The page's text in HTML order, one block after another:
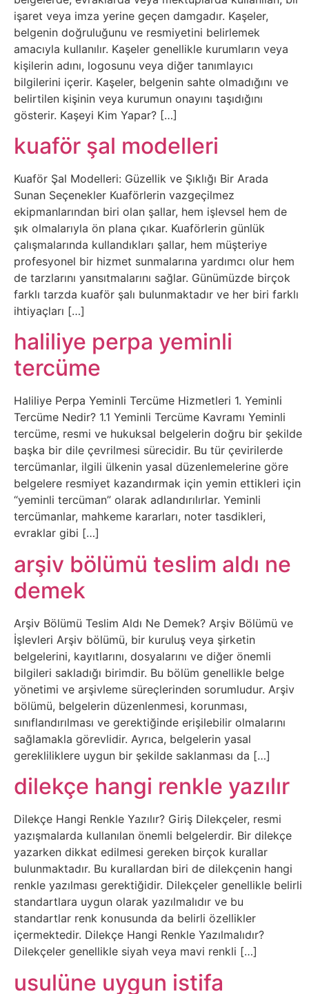
Gizem
Grafik
&
Tasarım
Güvenlik
Haber
Hayvanlar
Hobi
Hosting
Hukuk
İnstagram
İnternetten
Para
Kazanma
Kadın
Kim
Kimdir
Komedi
Kültür
Sanat
Metaverse
Mobil
Müzik
Nft
Oyun
Projeler
ve
Fikirler
işaret veya imza yerine geçen damgadır. Kaşeler,
belgenin doğruluğunu ve resmiyetini belirlemek
amacıyla kullanılır. Kaşeler genellikle kurumların veya
kişilerin adını, logosunu veya diğer tanımlayıcı
bilgilerini içerir. Kaşeler, belgenin sahte olmadığını ve
belirtilen kişinin veya kurumun onayını taşıdığını
gösterir. Kaşeyi Kim Yapar? […]
kuaför şal modelleri
Kuaför Şal Modelleri: Güzellik ve Şıklığı Bir Arada
Sunan Seçenekler Kuaförlerin vazgeçilmez
ekipmanlarından biri olan şallar, hem işlevsel hem de
şık olmalarıyla ön plana çıkar. Kuaförlerin günlük
çalışmalarında kullandıkları şallar, hem müşteriye
profesyonel bir hizmet sunmalarına yardımcı olur hem
de tarzlarını yansıtmalarını sağlar. Günümüzde birçok
farklı tarzda kuaför şalı bulunmaktadır ve her biri farklı
ihtiyaçları […]
haliliye perpa yeminli
tercüme
Haliliye Perpa Yeminli Tercüme Hizmetleri 1. Yeminli
Tercüme Nedir? 1.1 Yeminli Tercüme Kavramı Yeminli
tercüme, resmi ve hukuksal belgelerin doğru bir şekilde
başka bir dile çevrilmesi sürecidir. Bu tür çevirilerde
tercümanlar, ilgili ülkenin yasal düzenlemelerine göre
belgelere resmiyet kazandırmak için yemin ettikleri için
“yeminli tercüman” olarak adlandırılırlar. Yeminli
tercümanlar, mahkeme kararları, noter tasdikleri,
evraklar gibi […]
arşiv bölümü teslim aldı ne
demek
Arşiv Bölümü Teslim Aldı Ne Demek? Arşiv Bölümü ve
İşlevleri Arşiv bölümü, bir kuruluş veya şirketin
belgelerini, kayıtlarını, dosyalarını ve diğer önemli
bilgileri sakladığı birimdir. Bu bölüm genellikle belge
yönetimi ve arşivleme süreçlerinden sorumludur. Arşiv
bölümü, belgelerin düzenlenmesi, korunması,
sınıflandırılması ve gerektiğinde erişilebilir olmalarını
sağlamakla görevlidir. Ayrıca, belgelerin yasal
gerekliliklere uygun bir şekilde saklanması da […]
dilekçe hangi renkle yazılır
Dilekçe Hangi Renkle Yazılır? Giriş Dilekçeler, resmi
yazışmalarda kullanılan önemli belgelerdir. Bir dilekçe
yazarken dikkat edilmesi gereken birçok kurallar
bulunmaktadır. Bu kurallardan biri de dilekçenin hangi
renkle yazılması gerektiğidir. Dilekçeler genellikle belirli
standartlara uygun olarak yazılmalıdır ve bu
standartlar renk konusunda da belirli özellikler
içermektedir. Dilekçe Hangi Renkle Yazılmalıdır?
Dilekçeler genellikle siyah veya mavi renkli […]
usulüne uygun istifa